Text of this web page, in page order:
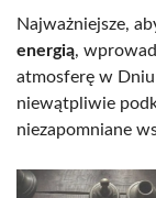
Najważniejsze,
energią,
atmosferę w
niewątpliwie
niezapomniane